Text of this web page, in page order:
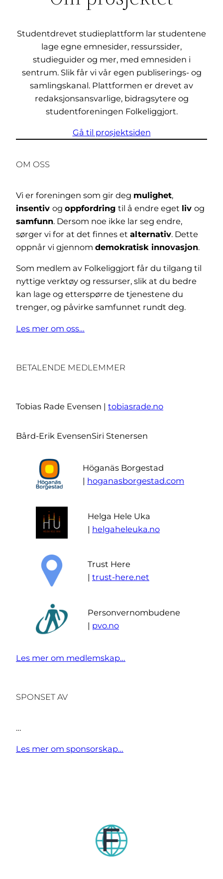
Studentdrevet studieplattform lar studentene
lage egne emnesider, ressurssider,
studieguider og mer, med emnesiden i
sentrum. Slik får vi vår egen publiserings- og
samlingskanal. Plattformen er drevet av
redaksjonsansvarlige, bidragsytere og
studentforeningen Folkeliggjort.
Gå til prosjektsiden
OM OSS
Vi er foreningen som gir deg mulighet,
insentiv og oppfordring til å endre eget liv og
samfunn. Dersom noe ikke lar seg endre,
sørger vi for at det finnes et alternativ. Dette
oppnår vi gjennom demokratisk innovasjon.
Som medlem av Folkeliggjort får du tilgang til
nyttige verktøy og ressurser, slik at du bedre
kan lage og etterspørre de tjenestene du
trenger, og påvirke samfunnet rundt deg.
Les mer om oss…
BETALENDE MEDLEMMER
Tobias Rade Evensen | tobiasrade.no
Bård-Erik EvensenSiri Stenersen
Höganäs Borgestad
| hoganasborgestad.com
Helga Hele Uka
| helgaheleuka.no
Trust Here
| trust-here.net
Personvernombudene
| pvo.no
Les mer om medlemskap…
SPONSET AV
…
Les mer om sponsorskap…